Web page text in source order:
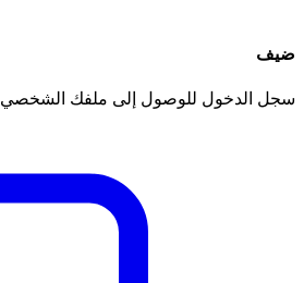
ضيف
سجل الدخول للوصول إلى ملفك الشخصي